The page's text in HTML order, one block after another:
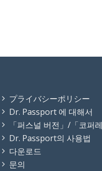
プライバシーポリシー
Dr. Passport 에 대해서
「퍼스널 버전」/「코퍼
Dr. Passport의 사용법
다운로드
문의